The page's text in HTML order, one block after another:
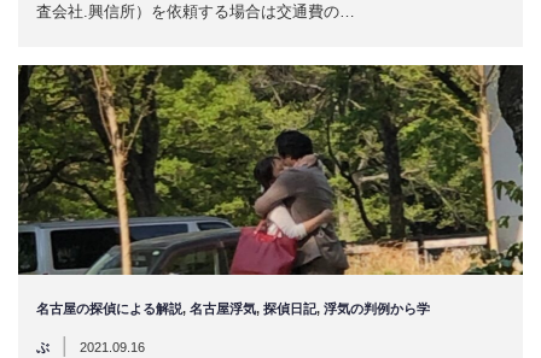
査会社.興信所）を依頼する場合は交通費の…
名古屋の探偵による解説, 名古屋浮気, 探偵日記, 浮気の判例から学
ぶ | 2021.09.16